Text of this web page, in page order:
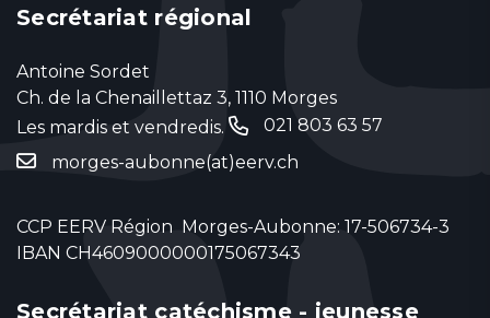
Secrétariat régional
Antoine Sordet
Ch. de la Chenaillettaz 3, 1110 Morges
Les mardis et vendredis.
021 803 63 57
morges-aubonne(at)eerv.ch
CCP EERV Région Morges-Aubonne: 17-506734-3
IBAN CH4609000000175067343
Secrétariat catéchisme - jeunesse